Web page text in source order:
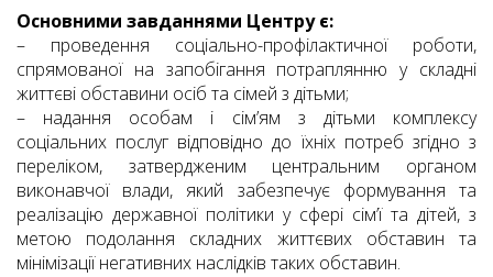
Основними завданнями Центру є:
– проведення соціально-профілактичної роботи,
спрямованої на запобігання потраплянню у складні
життєві обставини осіб та сімей з дітьми;
– надання особам і сім’ям з дітьми комплексу
соціальних послуг відповідно до їхніх потреб згідно з
переліком, затвердженим центральним органом
виконавчої влади, який забезпечує формування та
реалізацію державної політики у сфері сім’ї та дітей, з
метою подолання складних життєвих обставин та
мінімізації негативних наслідків таких обставин.